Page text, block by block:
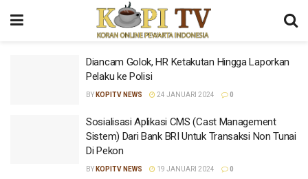
Diancam Golok, HR Ketakutan Hingga Laporkan
Pelaku ke Polisi
BY KOPITV NEWS 24 JANUARI 2024 0
Sosialisasi Aplikasi CMS (Cast Management
Sistem) Dari Bank BRI Untuk Transaksi Non Tunai
Di Pekon
BY KOPITV NEWS 19 JANUARI 2024 0